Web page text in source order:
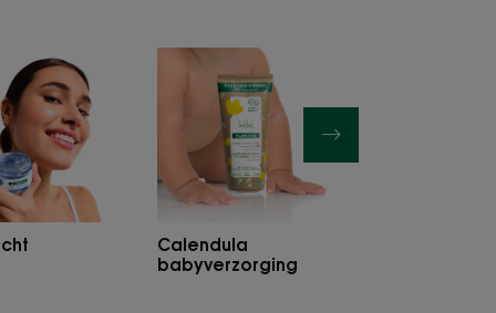
Gezicht
Calendula
babyverzorging
Calendula
babyverzorging